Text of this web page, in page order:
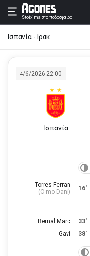
Stoixima στο ποδόσφαιρο
Ισπανία - Ιράκ
4/6/2026 22:00
Ισπανία
16'
Torres Ferran
(Olmo Dani)
33'
Bernal Marc
38'
Gavi